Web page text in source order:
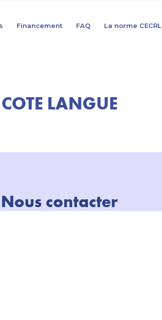
Financement FAQ La norme CECRL
COTE LANGUE
Nous contacter